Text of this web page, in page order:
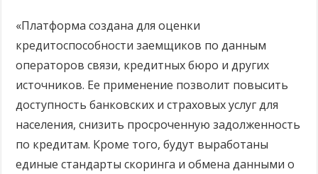
«Платформа создана для оценки
кредитоспособности заемщиков по данным
операторов связи, кредитных бюро и других
источников. Ее применение позволит повысить
доступность банковских и страховых услуг для
населения, снизить просроченную задолженность
по кредитам. Кроме того, будут выработаны
единые стандарты скоринга и обмена данными о